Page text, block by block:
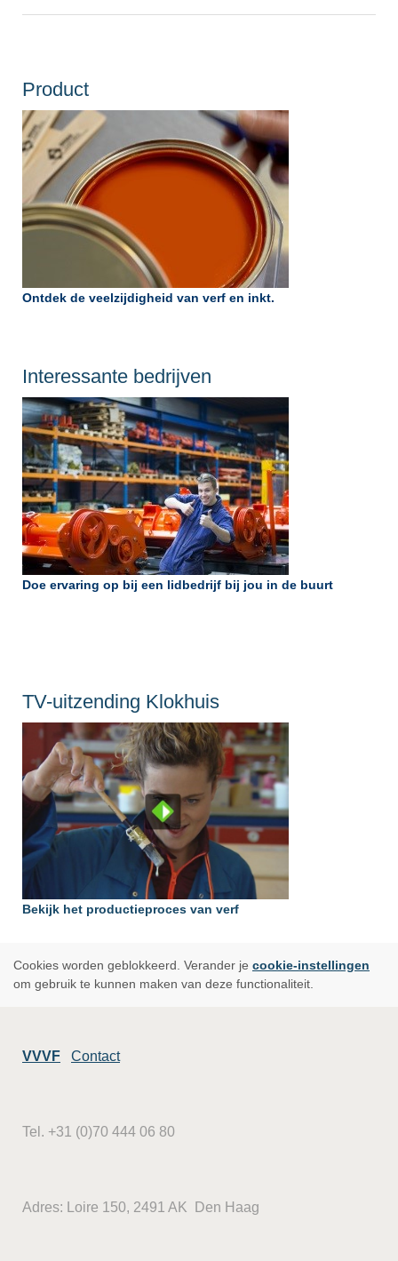
Product
Ontdek de veelzijdigheid van verf en inkt.
Interessante bedrijven
Doe ervaring op bij een lidbedrijf bij jou in de buurt
TV-uitzending Klokhuis
Bekijk het productieproces van verf
Cookies worden geblokkeerd. Verander je cookie-instellingen
om gebruik te kunnen maken van deze functionaliteit.
VVVF Contact
Tel. +31 (0)70 444 06 80
Adres: Loire 150, 2491 AK Den Haag